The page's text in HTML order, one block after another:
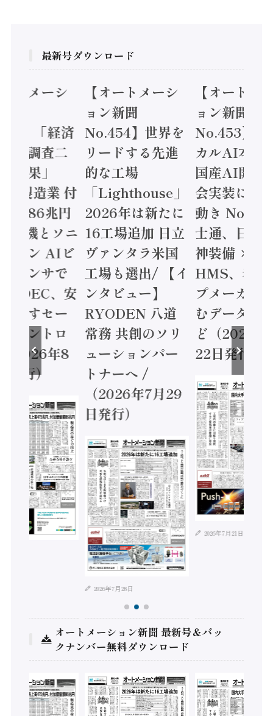
最新号ダウンロード
トメーシ
】「経済
態調査二
結果」
年製造業 付
額86兆円
電機とソニ
コン AIビ
センサで
/ IDEC、安
かすセー
コントロ
2026年8
発行）
【オートメーシ
ョン新聞
No.454】世界を
リードする先進
的な工場
「Lighthouse」
2026年は新たに
16工場追加 日立
ヴァンタラ米国
工場も選出/ 【イ
ンタビュー】
RYODEN 八道
常務 共創のソリ
ューションパー
トナーへ /
（2026年7月29
日発行）
2026年7月28日
【オートメ
ョン新聞
No.453】フ
カルAI本格
国産AI開発
会実装に活
動き
士通、日立
神装備 ×
HMS、老舗
プメーカー
むデータ活
ど（2026年
22日発行）
2026年7月21日
オートメーション新聞 最新号＆バッ
クナンバー無料ダウンロード